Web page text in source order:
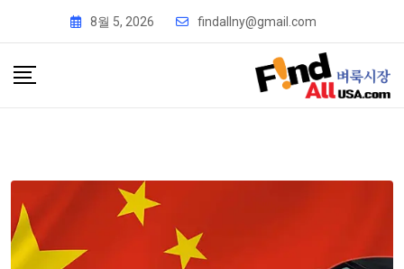
8월 5, 2026 findallny@gmail.com